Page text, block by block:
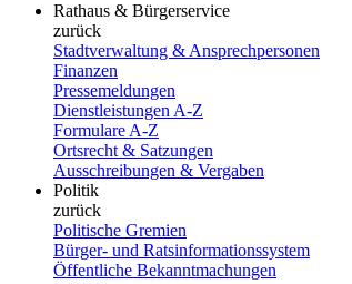
Rathaus & Bürgerservice
zurück
Stadtverwaltung & Ansprechpersonen
Finanzen
Pressemeldungen
Dienstleistungen A-Z
Formulare A-Z
Ortsrecht & Satzungen
Ausschreibungen & Vergaben
Politik
zurück
Politische Gremien
Bürger- und Ratsinformationssystem
Öffentliche Bekanntmachungen